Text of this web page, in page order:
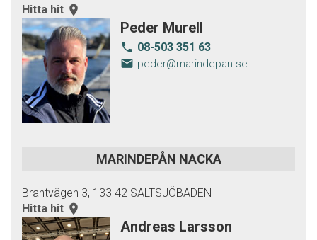
Hitta hit room
Peder Murell
local_phone 08-503 351 63
email peder@marindepan.se
MARINDEPÅN NACKA
Brantvägen 3, 133 42 SALTSJÖBADEN
Hitta hit room
Andreas Larsson